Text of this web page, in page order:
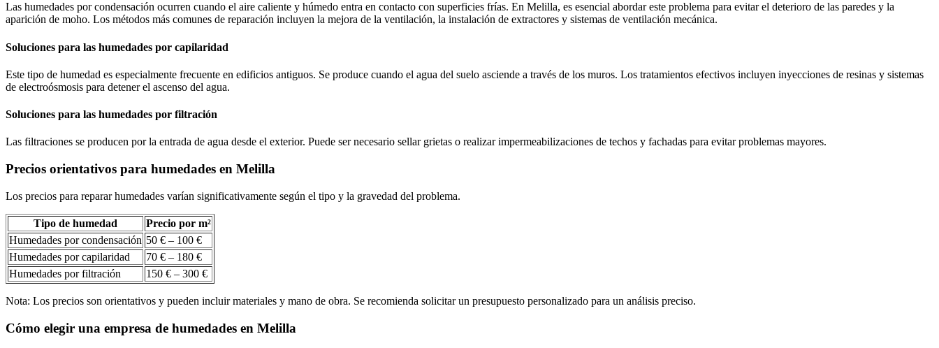
Las humedades por condensación ocurren cuando el aire caliente y húmedo entra en contacto con superficies frías. En Melilla, es esencial abordar este problema para evitar el deterioro de las paredes y la
aparición de moho. Los métodos más comunes de reparación incluyen la mejora de la ventilación, la instalación de extractores y sistemas de ventilación mecánica.
Soluciones para las humedades por capilaridad
Este tipo de humedad es especialmente frecuente en edificios antiguos. Se produce cuando el agua del suelo asciende a través de los muros. Los tratamientos efectivos incluyen inyecciones de resinas y sistemas
de electroósmosis para detener el ascenso del agua.
Soluciones para las humedades por filtración
Las filtraciones se producen por la entrada de agua desde el exterior. Puede ser necesario sellar grietas o realizar impermeabilizaciones de techos y fachadas para evitar problemas mayores.
Precios orientativos para humedades en Melilla
Los precios para reparar humedades varían significativamente según el tipo y la gravedad del problema.
Tipo de humedad
Precio por m²
Humedades por condensación 50 € – 100 €
Humedades por capilaridad
70 € – 180 €
Humedades por filtración
150 € – 300 €
Nota: Los precios son orientativos y pueden incluir materiales y mano de obra. Se recomienda solicitar un presupuesto personalizado para un análisis preciso.
Cómo elegir una empresa de humedades en Melilla